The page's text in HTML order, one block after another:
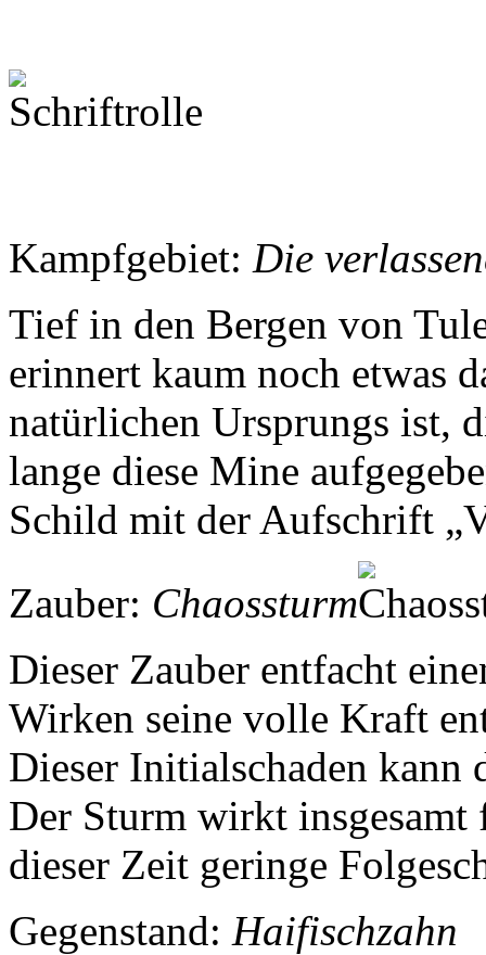
Kampfgebiet: Die
Tief in den Bergen von
erinnert kaum noch etwas
natürlichen Ursprungs ist,
lange diese Mine
Schild mit der Aufschrift
Zauber: Chaossturm
Dieser Zauber entfacht
Wirken seine volle Kraft
Dieser Initialschaden kann
Der Sturm wirkt insgesamt
dieser Zeit geringe
Gegenstand: Haifischzahn